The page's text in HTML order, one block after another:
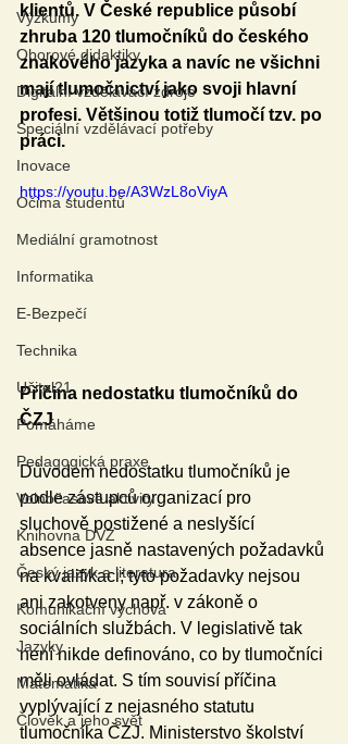
Výzkumy
Oborové didaktiky
Digitální vzdělávací zdroje
Speciální vzdělávací potřeby
Inovace
Očima studentů
Mediální gramotnost
Informatika
E-Bezpečí
Technika
Učitel21
Pomáháme
Pedagogická praxe
Volnočasové aktivity
Knihovna DVZ
Český jazyk a literatura
Komunikační výchova
Jazyky
Matematika
Člověk a jeho svět
klientů. V České republice působí
zhruba 120 tlumočníků do českého
znakového jazyka a navíc ne všichni
mají tlumočnictví jako svoji hlavní
profesi. Většinou totiž tlumočí tzv. po
práci.
https://youtu.be/A3WzL8oViyA
Příčina nedostatku tlumočníků do
ČZJ
Důvodem nedostatku tlumočníků je
podle zástupců organizací pro
sluchově postižené a neslyšící
absence jasně nastavených požadavků
na kvalifikaci; tyto požadavky nejsou
ani zakotveny např. v zákoně o
sociálních službách. V legislativě tak
není nikde definováno, co by tlumočníci
měli ovládat. S tím souvisí příčina
vyplývající z nejasného statutu
tlumočníka ČZJ. Ministerstvo školství